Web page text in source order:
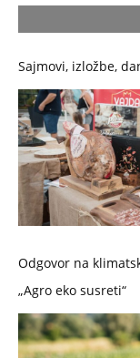
Sajmovi, izložbe,
Odgovor na
„Agro eko susreti“